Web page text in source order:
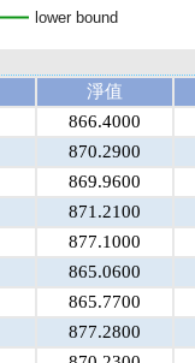
lower bound
淨值
866.4000
870.2900
869.9600
871.2100
877.1000
865.0600
865.7700
877.2800